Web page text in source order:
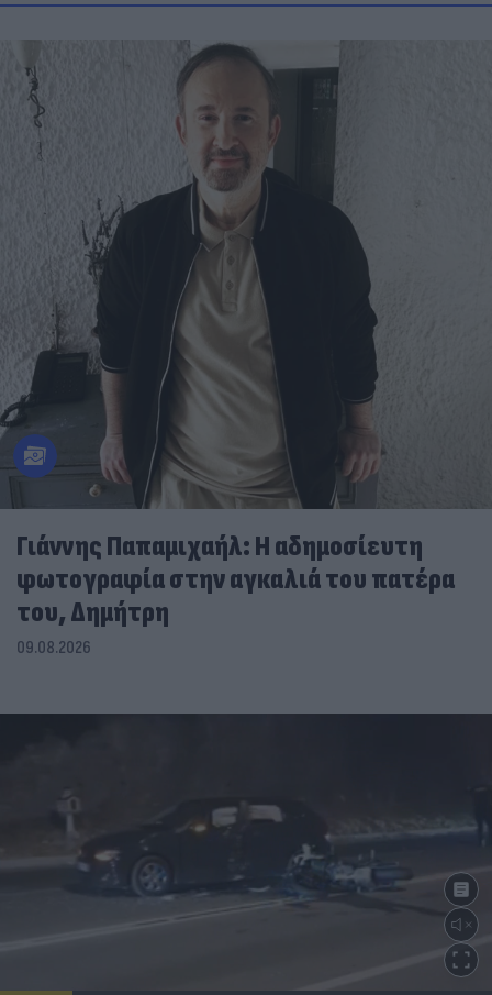
Γιάννης Παπαμιχαήλ: Η αδημοσίευτη
φωτογραφία στην αγκαλιά του πατέρα
του, Δημήτρη
09.08.2026